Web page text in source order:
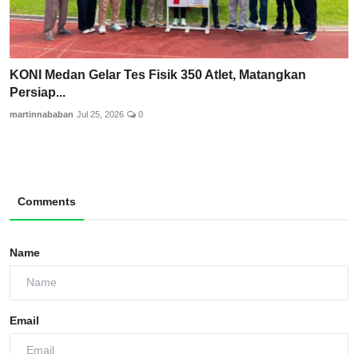
KONI Medan Gelar Tes Fisik 350 Atlet, Matangkan
Persiap...
martinnababan Jul 25, 2026 0
Comments
Name
Email